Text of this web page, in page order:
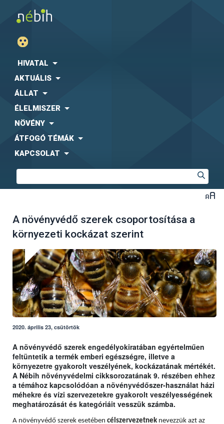
HIVATAL
AKTUÁLIS
ÁLLAT
ÉLELMISZER
NÖVÉNY
ÁTFOGÓ TÉMÁK
KAPCSOLAT
A növényvédő szerek csoportosítása a
környezeti kockázat szerint
2020. április 23, csütörtök
A növényvédő szerek engedélyokiratában egyértelműen
feltüntetik a termék emberi egészségre, illetve a
környezetre gyakorolt veszélyének, kockázatának mértékét.
A Nébih növényvédelmi cikksorozatának 9. részében ehhez
a témához kapcsolódóan a növényvédőszer-használat házi
méhekre és vízi szervezetekre gyakorolt veszélyességének
meghatározását és kategóriáit vesszük számba.
A növényvédő szerek esetében célszervezetnek nevezzük azt az